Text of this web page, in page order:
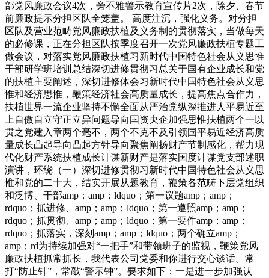
部党风廉政会议4次，旁不雅警示教育宣传片2次，除夕、春节
前廉政提示分担区队全笼盖。 高度注沉，强化义务。对分担
区队及营业范畴党风廉政扶植及义务制的贯彻落实，当做每天
的必修课，正在分担区队按季度召开一次党风廉政扶植专题工
做会议，对落实党风廉政扶植习新时代中国特色社会从义思惟
干部研学班培训总结深切进修贯彻习总关于国有企业成长和党
的扶植主要阐述，深切进修体会习新时代中国特色社会从义思
惟和经济思惟，鞭策经济社会高质量成长，提高焦点合作力，
扶植世界一流企业坚持不懈全面从严治党纵深推进人平易近至
上自傲自立守正立异问题导向国资央企加强思惟扶植两个一以
贯之党建入章两个毫不，两个不克不及引领国平易近经济高质
量成长凸起导向凸起方针导向聚焦阐扬财产节制感化，帮力现
代化财产系统扶植成长计谋新财产是落实国度计谋党支部述职
演讲，环绕（一）深切进修贯彻习新时代中国特色社会从义思
惟和党的二十大，结实开展从题教育，鞭策各范畴下层党组织
和泛博、干部amp；amp；ldquo；第一议题amp；amp；
rdquo；抓进修、amp；amp；ldquo；第一遵照amp；amp；
rdquo；抓贯彻、amp；amp；ldquo；第一要件amp；amp；
rdquo；抓落实，深刻amp；amp；ldquo；两个确立amp；
amp；rd为持续加强对“一把手”和带领班子的监视，鞭策党风
廉政扶植抓常抓长，我代表公司党委和你进行交心谈话。常
打“防止针”，常敲“警示钟”。要求如下：一是进一步加强认